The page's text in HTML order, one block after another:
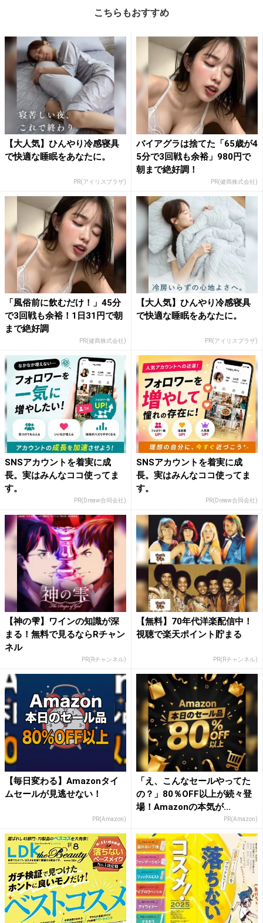
こちらもおすすめ
【大人気】ひんやり冷感寝具
で快適な睡眠をあなたに。
PR(アイリスプラザ)
バイアグラは捨てた「65歳が4
5分で3回戦も余裕」980円で
朝まで絶好調！
PR(健商株式会社)
「風俗前に飲むだけ！」45分
で3回戦も余裕！1日31円で朝
まで絶好調
PR(健商株式会社)
【大人気】ひんやり冷感寝具
で快適な睡眠をあなたに。
PR(アイリスプラザ)
SNSアカウントを着実に成
長。実はみんなココ使ってま
す。
PR(Dreaw合同会社)
SNSアカウントを着実に成
長。実はみんなココ使ってま
す。
PR(Dreaw合同会社)
【神の雫】ワインの知識が深
まる！無料で見るならRチャン
ネル
PR(Rチャンネル)
【無料】70年代洋楽配信中！
視聴で楽天ポイント貯まる
PR(Rチャンネル)
【毎日変わる】Amazonタイ
ムセールが見逃せない！
PR(Amazon)
「え、こんなセールやってた
の？」80％OFF以上が続々登
場！Amazonの本気が...
PR(Amazon)